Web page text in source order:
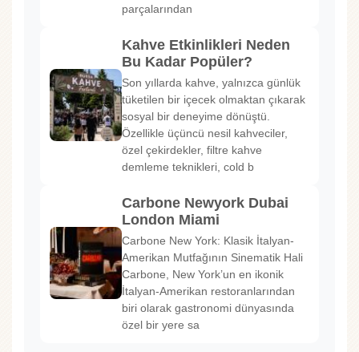
parçalarından
Kahve Etkinlikleri Neden
Bu Kadar Popüler?
Son yıllarda kahve, yalnızca günlük
tüketilen bir içecek olmaktan çıkarak
sosyal bir deneyime dönüştü.
Özellikle üçüncü nesil kahveciler,
özel çekirdekler, filtre kahve
demleme teknikleri, cold b
Carbone Newyork Dubai
London Miami
Carbone New York: Klasik İtalyan-
Amerikan Mutfağının Sinematik Hali
Carbone, New York’un en ikonik
İtalyan-Amerikan restoranlarından
biri olarak gastronomi dünyasında
özel bir yere sa